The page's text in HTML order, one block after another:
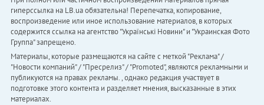
гиперссылка на LB.ua обязательна! Перепечатка, копирование,
воспроизведение или иное использование материалов, в которых
содержится ссылка на агентство "Українськi Новини" и "Украинская Фото
Группа" запрещено.
Материалы, которые размещаются на сайте с меткой "Реклама" /
"Новости компаний" / "Пресрелиз" / "Promoted", являются рекламными и
публикуются на правах рекламы. , однако редакция участвует в
подготовке этого контента и разделяет мнения, высказанные в этих
материалах.